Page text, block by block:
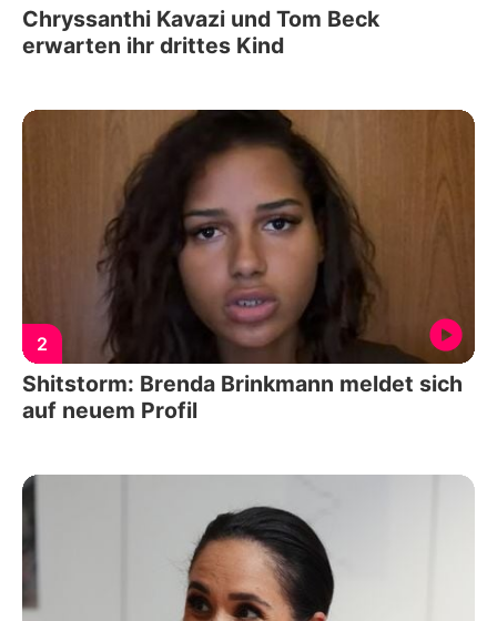
Chryssanthi Kavazi und Tom Beck
erwarten ihr drittes Kind
2
Shitstorm: Brenda Brinkmann meldet sich
auf neuem Profil